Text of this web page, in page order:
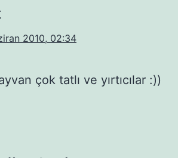
2010, 02:34
çok tatlı ve yırtıcılar :))